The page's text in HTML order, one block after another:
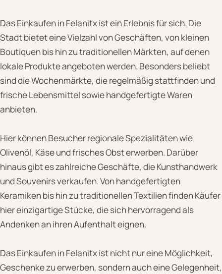
Das Einkaufen in Felanitx ist ein Erlebnis für sich. Die
Stadt bietet eine Vielzahl von Geschäften, von kleinen
Boutiquen bis hin zu traditionellen Märkten, auf denen
lokale Produkte angeboten werden. Besonders beliebt
sind die Wochenmärkte, die regelmäßig stattfinden und
frische Lebensmittel sowie handgefertigte Waren
anbieten.
Hier können Besucher regionale Spezialitäten wie
Olivenöl, Käse und frisches Obst erwerben. Darüber
hinaus gibt es zahlreiche Geschäfte, die Kunsthandwerk
und Souvenirs verkaufen. Von handgefertigten
Keramiken bis hin zu traditionellen Textilien finden Käufer
hier einzigartige Stücke, die sich hervorragend als
Andenken an ihren Aufenthalt eignen.
Das Einkaufen in Felanitx ist nicht nur eine Möglichkeit,
Geschenke zu erwerben, sondern auch eine Gelegenheit,